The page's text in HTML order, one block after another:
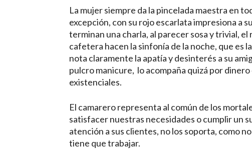
La mujer siempre da la pincelada maestra en
excepción, con su rojo escarlata impresiona a
terminan una charla, al parecer sosa y trivial,
cafetera hacen la sinfonía de la noche, que es
nota claramente la apatía y desinterés a su
pulcro manicure, lo acompaña quizá por
existenciales.
El camarero representa al común de los
satisfacer nuestras necesidades o cumplir un
atención a sus clientes, no los soporta, como
tiene que trabajar.